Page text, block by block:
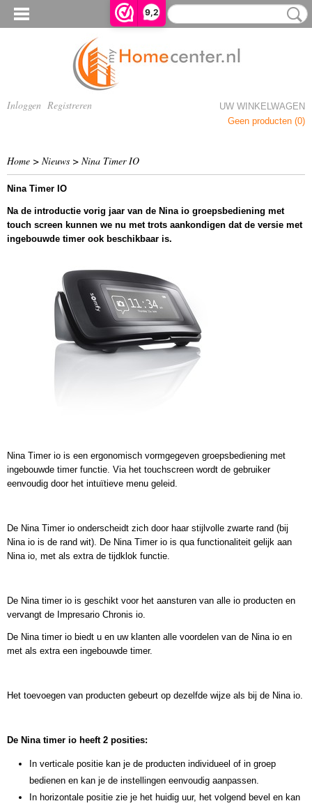
9,2
Inloggen Registreren
UW WINKELWAGEN
Geen producten (0)
Home > Nieuws > Nina Timer IO
Nina Timer IO
Na de introductie vorig jaar van de Nina io groepsbediening met
touch screen kunnen we nu met trots aankondigen dat de versie met
ingebouwde timer ook beschikbaar is.
Nina Timer io is een ergonomisch vormgegeven groepsbediening met
ingebouwde timer functie. Via het touchscreen wordt de gebruiker
eenvoudig door het intuïtieve menu geleid.
De Nina Timer io onderscheidt zich door haar stijlvolle zwarte rand (bij
Nina io is de rand wit). De Nina Timer io is qua functionaliteit gelijk aan
Nina io, met als extra de tijdklok functie.
De Nina timer io is geschikt voor het aansturen van alle io producten en
vervangt de Impresario Chronis io.
De Nina timer io biedt u en uw klanten alle voordelen van de Nina io en
met als extra een ingebouwde timer.
Het toevoegen van producten gebeurt op dezelfde wijze als bij de Nina io.
De Nina timer io heeft 2 posities:
In verticale positie kan je de producten individueel of in groep
bedienen en kan je de instellingen eenvoudig aanpassen.
In horizontale positie zie je het huidig uur, het volgend bevel en kan